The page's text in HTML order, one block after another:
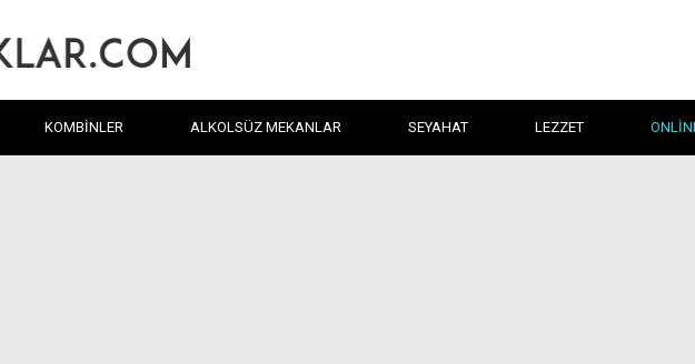
KOMBINLER ALKOLSÜZ MEKANLAR SEYAHAT LEZZET